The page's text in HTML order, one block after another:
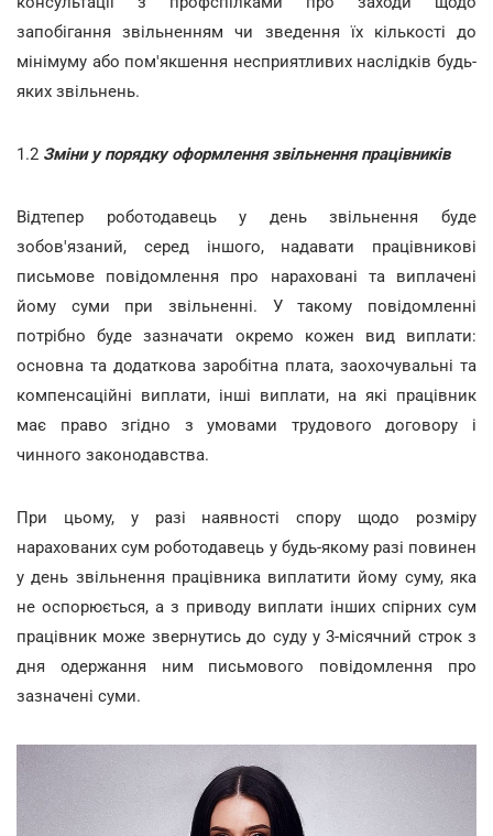
запобігання звільненням чи зведення їх кількості до
мінімуму або пом'якшення несприятливих наслідків будь-
яких звільнень.
1.2 Зміни у порядку оформлення звільнення працівників
Відтепер роботодавець у день звільнення буде
зобов'язаний, серед іншого, надавати працівникові
письмове повідомлення про нараховані та виплачені
йому суми при звільненні. У такому повідомленні
потрібно буде зазначати окремо кожен вид виплати:
основна та додаткова заробітна плата, заохочувальні та
компенсаційні виплати, інші виплати, на які працівник
має право згідно з умовами трудового договору і
чинного законодавства.
При цьому, у разі наявності спору щодо розміру
нарахованих сум роботодавець у будь-якому разі повинен
у день звільнення працівника виплатити йому суму, яка
не оспорюється, а з приводу виплати інших спірних сум
працівник може звернутись до суду у 3-місячний строк з
дня одержання ним письмового повідомлення про
зазначені суми.